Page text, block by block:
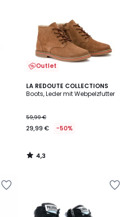
Outlet
LA REDOUTE COLLECTIONS
Boots, Leder mit Webpelzfutter
59,99 €
29,99 € -50%
4,3
/ 5
4,3
/